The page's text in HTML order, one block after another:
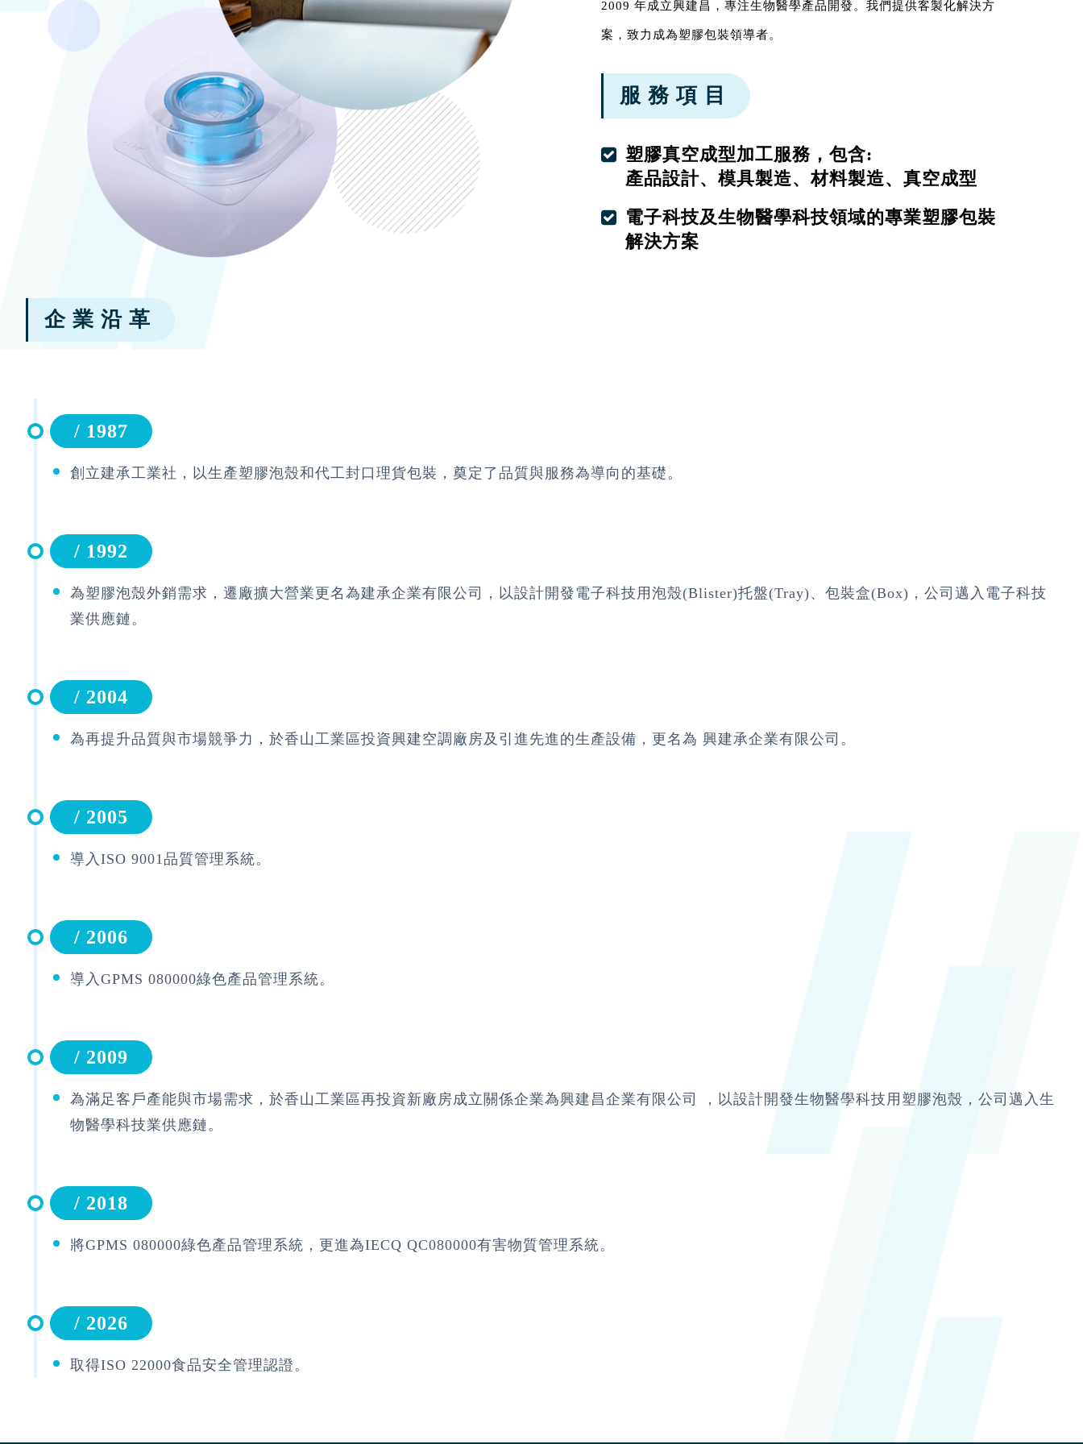
2009 年成立興建昌，專注生物醫學產品開發。我們提供客製化解決方
案，致力成為塑膠包裝領導者。
服 務 項 目
塑膠真空成型加工服務，包含:
產品設計、模具製造、材料製造、真空成型
電子科技及生物醫學科技領域的專業塑膠包裝
解決方案
企 業 沿 革
/ 1987
創立建承工業社，以生產塑膠泡殼和代工封口理貨包裝，奠定了品質與服務為導向的基礎。
/ 1992
為塑膠泡殼外銷需求，遷廠擴大營業更名為建承企業有限公司，以設計開發電子科技用泡殼(Blister)托盤(Tray)、包裝盒(Box)，公司邁入電子科技
業供應鏈。
/ 2004
為再提升品質與市場競爭力，於香山工業區投資興建空調廠房及引進先進的生產設備，更名為 興建承企業有限公司。
/ 2005
導入ISO 9001品質管理系統。
/ 2006
導入GPMS 080000綠色產品管理系統。
/ 2009
為滿足客戶產能與市場需求，於香山工業區再投資新廠房成立關係企業為興建昌企業有限公司 ，以設計開發生物醫學科技用塑膠泡殼，公司邁入生
物醫學科技業供應鏈。
/ 2018
將GPMS 080000綠色產品管理系統，更進為IECQ QC080000有害物質管理系統。
/ 2026
取得ISO 22000食品安全管理認證。